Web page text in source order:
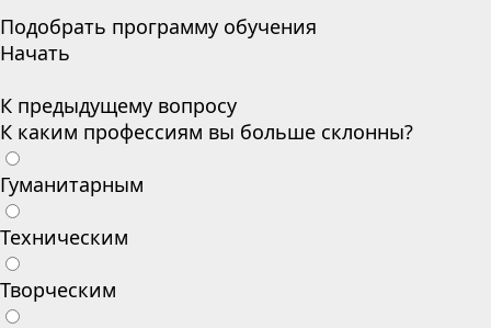
Подобрать программу обучения
Начать
К предыдущему вопросу
К каким профессиям вы больше склонны?
Гуманитарным
Техническим
Творческим